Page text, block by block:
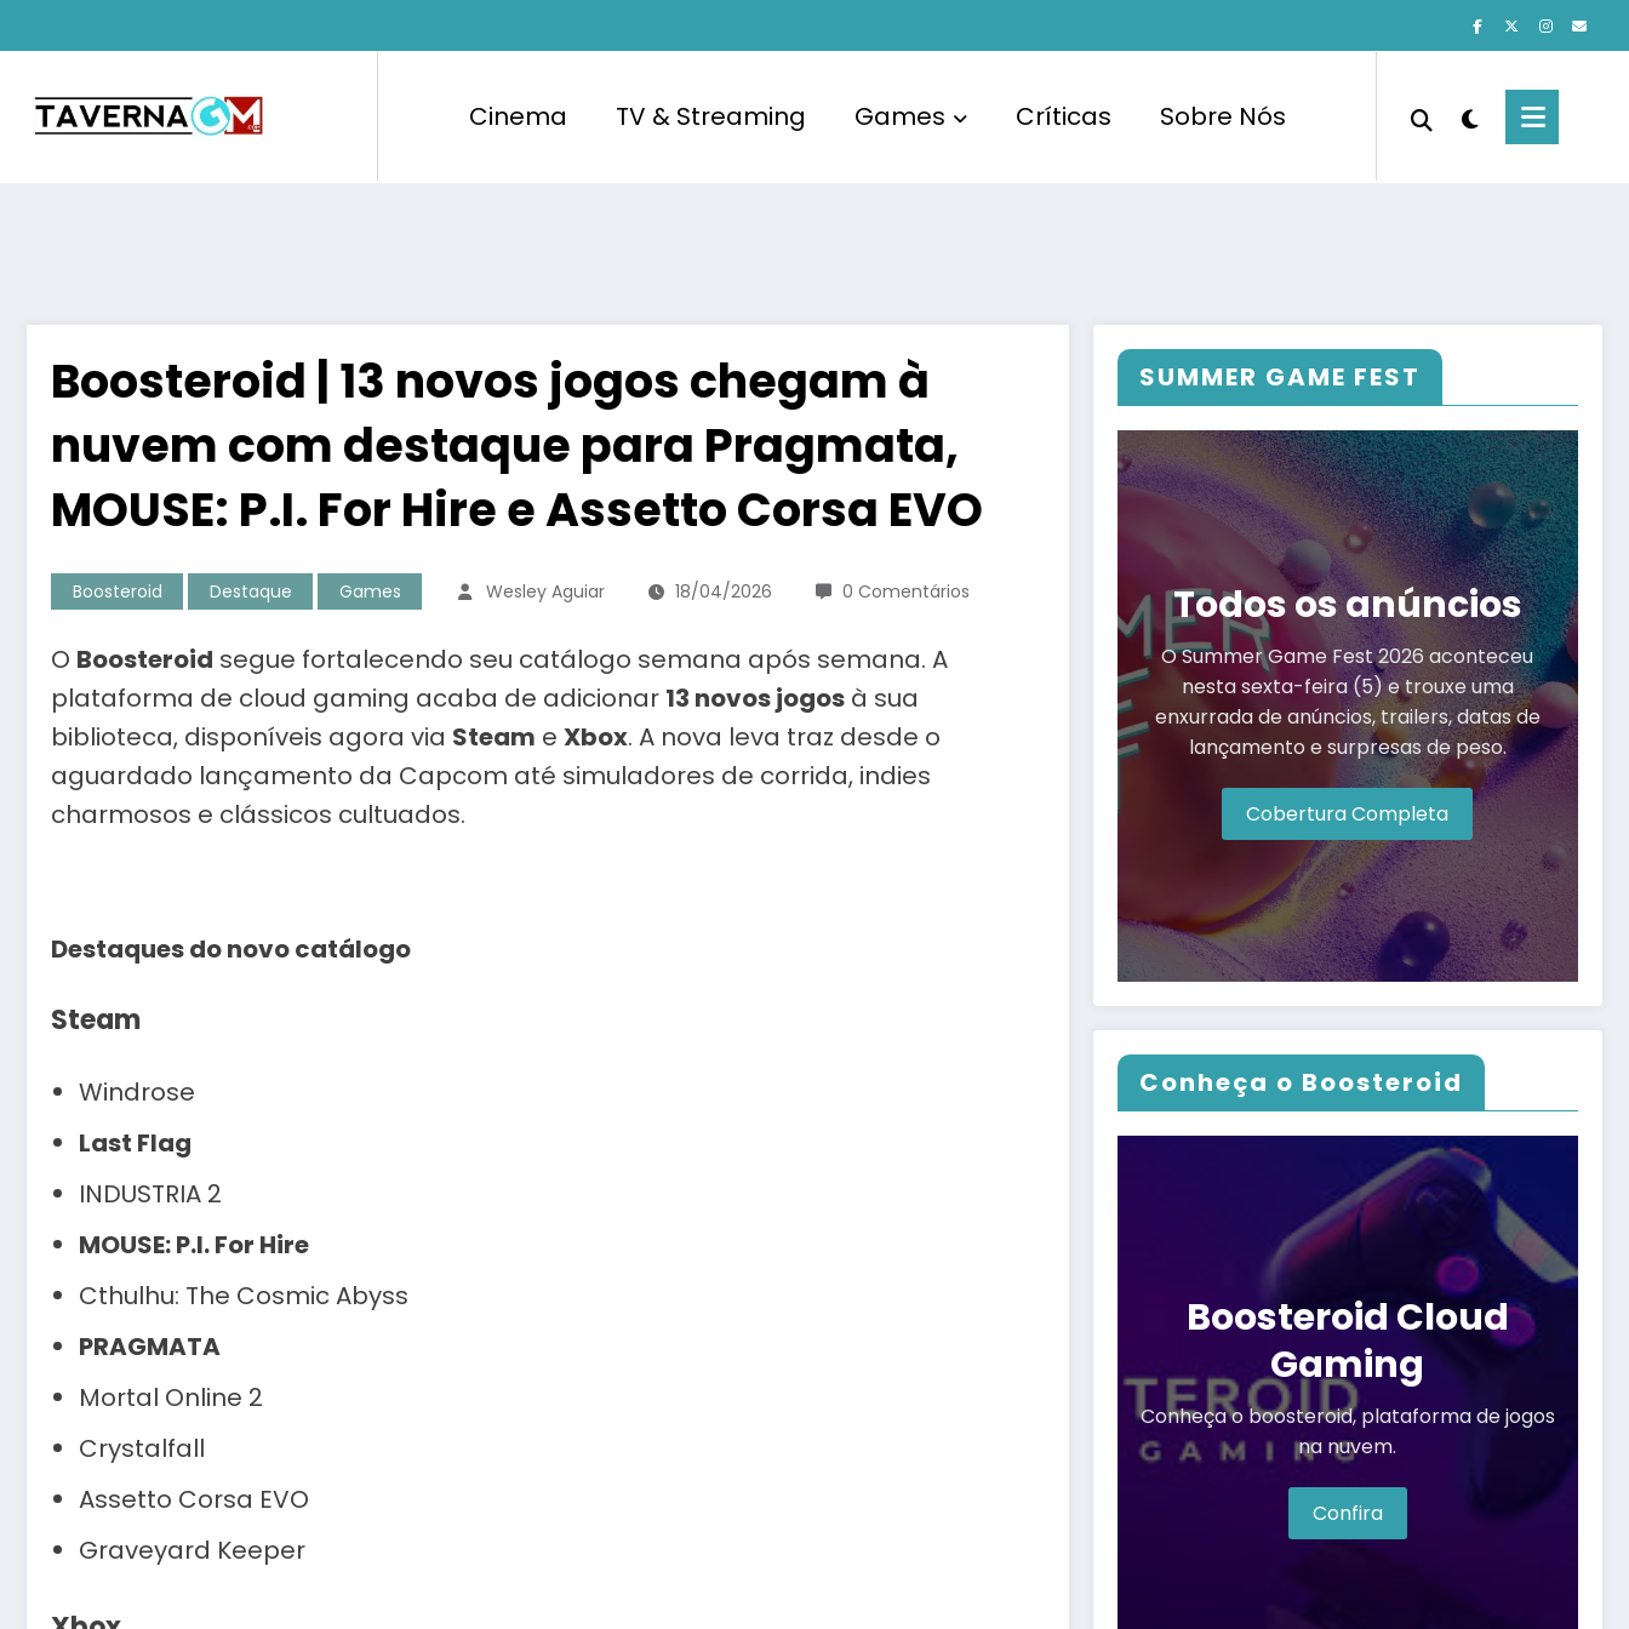
para
conteúdo
Cinema TV & Streaming Games Críticas Sobre Nós
Boosteroid | 13 novos jogos chegam à
nuvem com destaque para Pragmata,
MOUSE: P.I. For Hire e Assetto Corsa EVO
Boosteroid Destaque Games Wesley Aguiar 18/04/2026 0 Comentários
O Boosteroid segue fortalecendo seu catálogo semana após semana. A
plataforma de cloud gaming acaba de adicionar 13 novos jogos à sua
biblioteca, disponíveis agora via Steam e Xbox. A nova leva traz desde o
aguardado lançamento da Capcom até simuladores de corrida, indies
charmosos e clássicos cultuados.
Destaques do novo catálogo
Steam
Windrose
Last Flag
INDUSTRIA 2
MOUSE: P.I. For Hire
Cthulhu: The Cosmic Abyss
PRAGMATA
Mortal Online 2
Crystalfall
Assetto Corsa EVO
Graveyard Keeper
SUMMER GAME FEST
Todos os anúncios
O Summer Game Fest 2026 aconteceu
nesta sexta-feira (5) e trouxe uma
enxurrada de anúncios, trailers, datas de
lançamento e surpresas de peso.
Cobertura Completa
Conheça o Boosteroid
Boosteroid Cloud
Gaming
Conheça o boosteroid, plataforma de jogos
na nuvem.
Confira